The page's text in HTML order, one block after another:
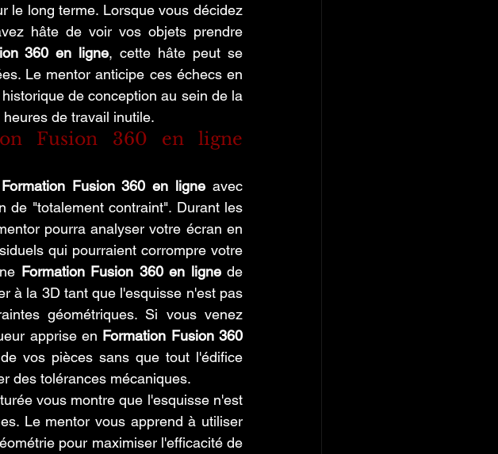
le long terme. Lorsque vous décidez
hâte de voir vos objets prendre
360 en ligne, cette hâte peut se
Le mentor anticipe ces échecs en
de travail inutile.
Fusion 360 en ligne
Formation Fusion 360 en ligne avec
de "totalement contraint". Durant les
pourra analyser votre écran en
qui pourraient corrompre votre
Formation Fusion 360 en ligne de
à la 3D tant que l'esquisse n'est pas
géométriques. Si vous venez
apprise en Formation Fusion 360
vos pièces sans que tout l'édifice
des tolérances mécaniques.
vous montre que l'esquisse n'est
Le mentor vous apprend à utiliser
pour maximiser l'efficacité de